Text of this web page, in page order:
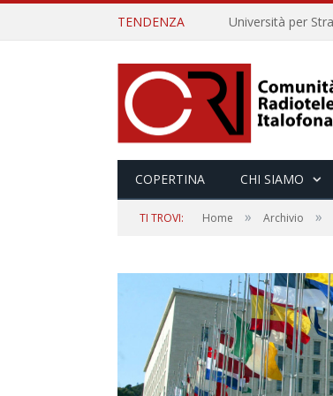
TENDENZA
COPERTINA CHI SIAMO
TI TROVI: Home » Archivio »